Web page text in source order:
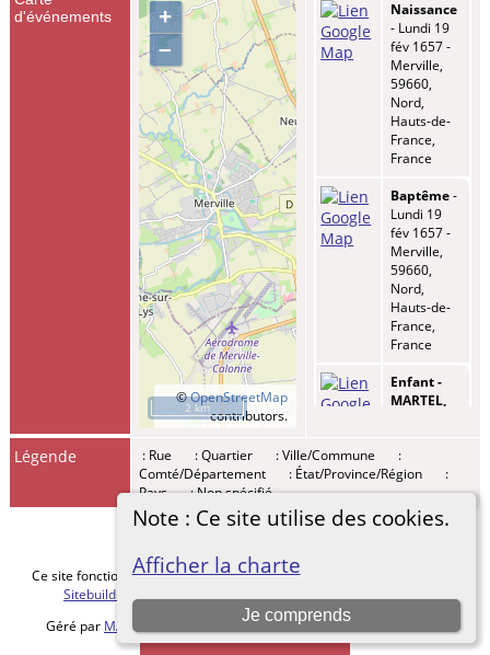
Note : Ce site utilise des cookies.
Afficher la charte
Je comprends
d'événements
+
–
©OpenStreetMap
contributors.
2 km
Naissance
- Lundi 19
fév 1657 -
Merville,
59660,
Nord,
Hauts-de-
France,
France
Baptême-
Lundi 19
fév 1657 -
Merville,
59660,
Nord,
Hauts-de-
France,
France
Enfant -
MARTEL,
Vendredi
29 oct
1694 -
Merville,
59660,
France
Décès-
Légende : Rue : Quartier : Ville/Commune
:
Comté/Département
: État/Province/Région
:
Pays: Non spécifié
Ce site fonctionne grace au logicielThe Next Generation of Genealogy
Sitebuilding
Géré par MALVACHE Cédric Charte de protection des données